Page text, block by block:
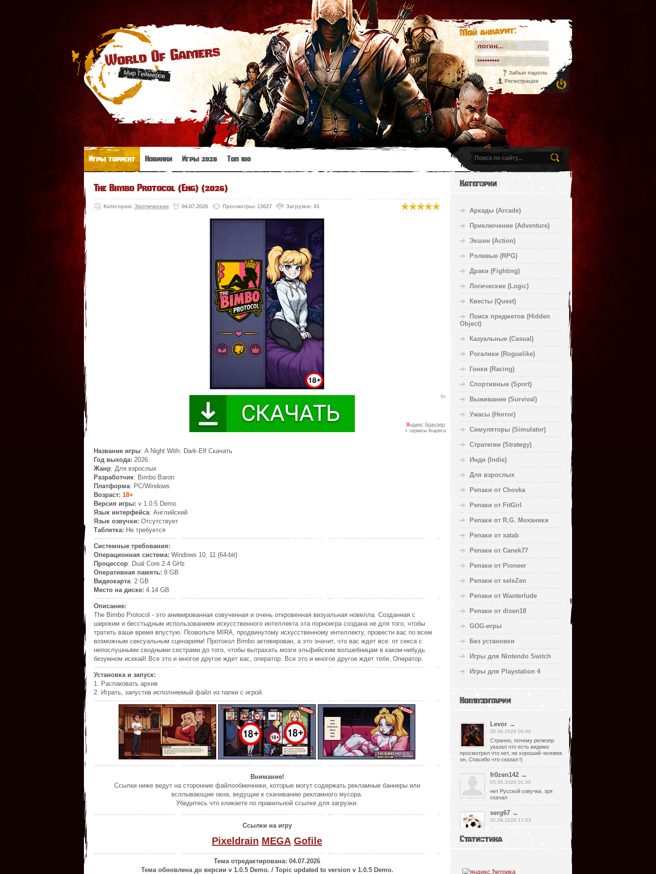
World Of Gamers
Мир Геймеров
Мой аккаунт:
Забыл пароль
Регистрация
Игры торрент Новинки Игры 2026 Топ 100
The Bimbo Protocol (Eng) (2026)
Категория: Эротические 04.07.2026 Просмотры: 13627 Загрузки: 43
Название игры: A Night With: Dark-Elf Скачать
Год выхода: 2026
Жанр: Для взрослых
Разработчик: Bimbo Baron
Платформа: PC/Windows
Возраст: 18+
Версия игры: v 1.0.5 Demo
Язык интерфейса: Английский
Язык озвучки: Отсутствует
Таблетка: Не требуется
Системные требования:
Операционная система: Windows 10, 11 (64-bit)
Процессор: Dual Core 2.4 GHz
Оперативная память: 8 GB
Видеокарта: 2 GB
Место на диске: 4.14 GB
Описание:
The Bimbo Protocol - это анимированная озвученная и очень откровенная визуальная новелла. Созданная с
широким и бесстыдным использованием искусственного интеллекта эта порноигра создана не для того, чтобы
тратить ваше время впустую. Позвольте MIRA, продвинутому искусственному интеллекту, провести вас по всем
возможным сексуальным сценариям! Протокол Bimbo активирован, а это значит, что вас ждет все: от секса с
непослушными сводными сестрами до того, чтобы вытрахать мозги эльфийским волшебницам в каком-нибудь
безумном исекай! Все это и многое другое ждет вас, оператор. Все это и многое другое ждет тебя, Оператор.
Установка и запуск:
1. Распаковать архив
2. Играть, запустив исполняемый файл из папки с игрой.
Внимание!
Ссылки ниже ведут на сторонние файлообменники, которые могут содержать рекламные баннеры или
всплывающие окна, ведущие к скачиванию рекламного мусора.
Убедитесь что кликаете по правильной ссылке для загрузки.
Ссылки на игру
Pixeldrain MEGA Gofile
Тема отредактирована: 04.07.2026
Тема обновлена до версии v 1.0.5 Demo. / Topic updated to version v 1.0.5 Demo.
Категории
Аркады (Arcade)
Приключение (Adventure)
Экшен (Action)
Ролевые (RPG)
Драки (Fighting)
Логические (Logic)
Квесты (Quest)
Поиск предметов (Hidden
Object)
Казуальные (Casual)
Рогалики (Roguelike)
Гонки (Racing)
Спортивные (Sport)
Выживание (Survival)
Ужасы (Horror)
Симуляторы (Simulator)
Стратегии (Strategy)
Инди (Indie)
Для взрослых
Репаки от Chovka
Репаки от FitGirl
Репаки от R.G. Механики
Репаки от xatab
Репаки от Canek77
Репаки от Pioneer
Репаки от seleZen
Репаки от Wanterlude
Репаки от dixen18
GOG-игры
Без установки
Игры для Nintendo Switch
Игры для Playstation 4
Комментарии
Levor →
05.08.2026 06:06
Странно, почему релизер
указал что есть видимо
просмотрел что нет, не хороший человек
он, Спасибо что сказал !)
fr0zen142 →
05.08.2026 01:40
нет Русской озвучки, зря
скачал
serg67 →
02.08.2026 17:03
Игра интересная,а снизил
уменьшения экрана,играешь только на
Статистика